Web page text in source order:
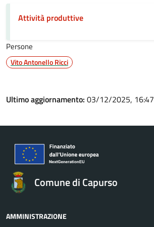
Attività produttive
Persone
Vito Antonello Ricci
Ultimo aggiornamento: 03/12/2025, 16:47
Comune di Capurso
AMMINISTRAZIONE